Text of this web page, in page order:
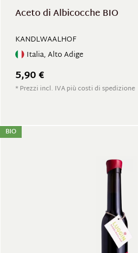
Aceto di Albicocche BIO
KANDLWAALHOF
Italia, Alto Adige
5,90 €
* Prezzi incl. IVA più costi di spedizione
BIO